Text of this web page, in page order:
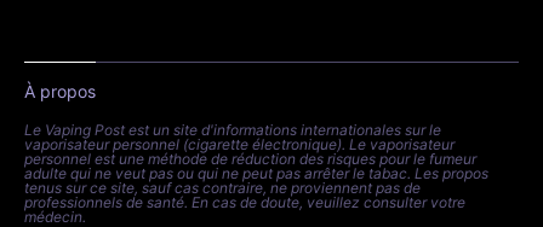
À propos
Le Vaping Post est un site d'informations internationales sur le
vaporisateur personnel (cigarette électronique). Le vaporisateur
personnel est une méthode de réduction des risques pour le fumeur
adulte qui ne veut pas ou qui ne peut pas arrêter le tabac. Les propos
tenus sur ce site, sauf cas contraire, ne proviennent pas de
professionnels de santé. En cas de doute, veuillez consulter votre
médecin.